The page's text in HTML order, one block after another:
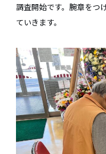
調査開始です。腕章をつ
ていきます。